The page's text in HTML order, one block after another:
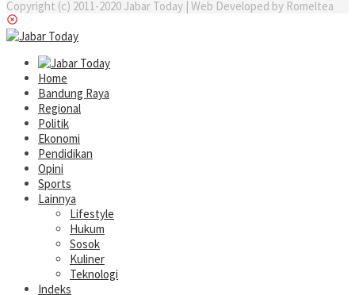
Copyright (c) 2011-2020 Jabar Today | Web Developed by Romeltea
Home
Bandung Raya
Regional
Politik
Ekonomi
Pendidikan
Opini
Sports
Lainnya
Lifestyle
Hukum
Sosok
Kuliner
Teknologi
Indeks